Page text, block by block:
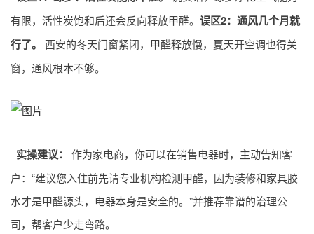
有限，活性炭饱和后还会反向释放甲醛。 误区2：通风几个月就
行了。
西安的冬天门窗紧闭，甲醛释放慢，夏天开空调也得关
窗，通风根本不够。
实操建议：
作为家电商，你可以在销售电器时，主动告知客
户：“建议您入住前先请专业机构检测甲醛，因为装修和家具胶
水才是甲醛源头，电器本身是安全的。”并推荐靠谱的治理公
司，帮客户少走弯路。